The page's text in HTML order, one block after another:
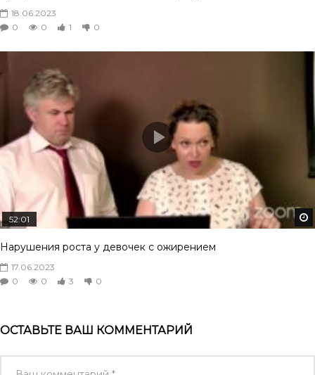
18.06.2023
0
0 1 0
52:01
Нарушения роста у девочек с ожирением
17.06.2023
0
0 3 0
ОСТАВЬТЕ ВАШ КОММЕНТАРИЙ